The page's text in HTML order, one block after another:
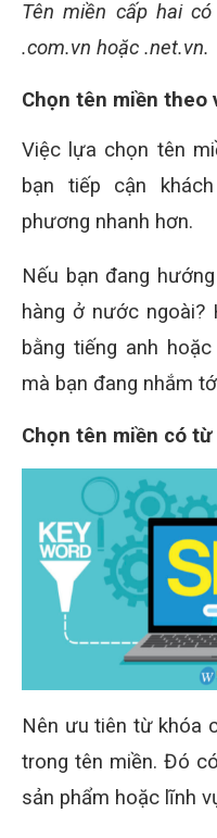
Tên miền cấp hai
.com.vn hoặc .net.vn.
Chọn tên miền theo
Việc lựa chọn tên
bạn tiếp cận
phương nhanh hơn.
Nếu bạn đang
hàng ở nước ngoài?
bằng tiếng anh
mà bạn đang nhắm
Chọn tên miền có từ
Nên ưu tiên từ khóa
trong tên miền. Đó
sản phẩm hoặc lĩnh